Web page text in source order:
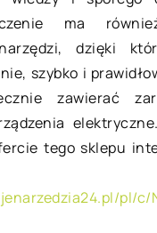
ma
dzięki
szybko i
zawierać
tego sklepu
pl/c/